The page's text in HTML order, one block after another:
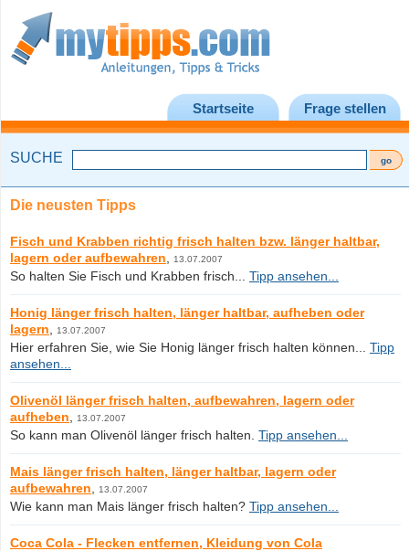
Startseite Frage stellen
SUCHE
Die neusten Tipps
Fisch und Krabben richtig frisch halten bzw. länger haltbar,
lagern oder aufbewahren
13.07.2007
So halten Sie Fisch und Krabben frisch... Tipp ansehen...
Honig länger frisch halten, länger haltbar, aufheben oder
lagern
13.07.2007
Hier erfahren Sie, wie Sie Honig länger frisch halten können... Tipp
ansehen...
Olivenöl länger frisch halten, aufbewahren, lagern oder
aufheben
13.07.2007
So kann man Olivenöl länger frisch halten. Tipp ansehen...
Mais länger frisch halten, länger haltbar, lagern oder
aufbewahren
13.07.2007
Wie kann man Mais länger frisch halten? Tipp ansehen...
Coca Cola - Flecken entfernen, Kleidung von Cola